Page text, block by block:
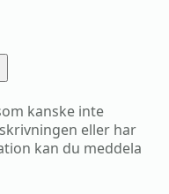
kanske inte
eller har
kan du meddela